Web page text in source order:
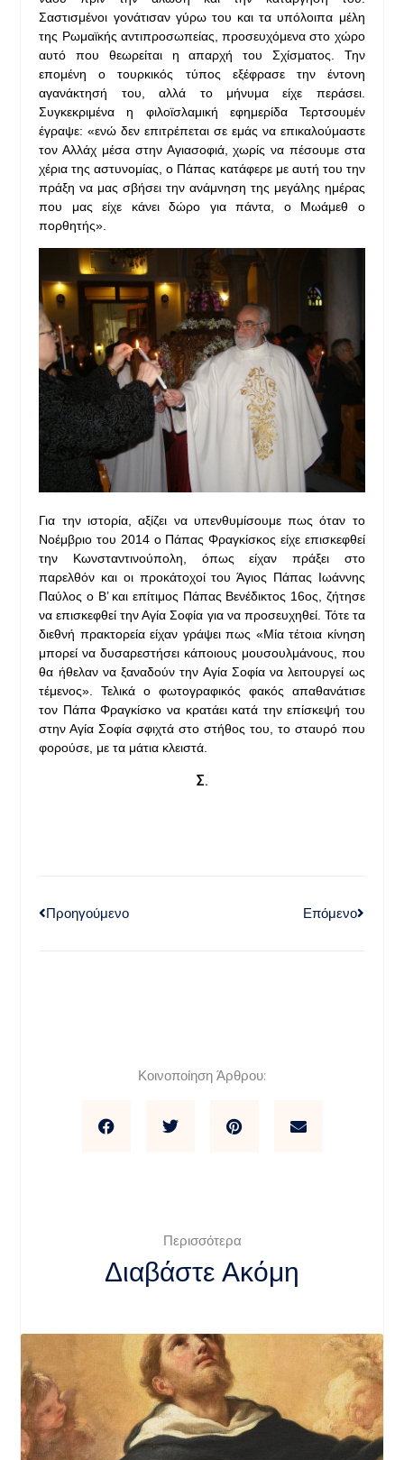
Σαστισμένοι γονάτισαν γύρω του και τα υπόλοιπα μέλη
της Ρωμαϊκής αντιπροσωπείας, προσευχόμενα στο χώρο
αυτό που θεωρείται η απαρχή του Σχίσματος. Την
επομένη ο τουρκικός τύπος εξέφρασε την έντονη
αγανάκτησή του, αλλά το μήνυμα είχε περάσει.
Συγκεκριμένα η φιλοϊσλαμική εφημερίδα Τερτσουμέν
έγραψε: «ενώ δεν επιτρέπεται σε εμάς να επικαλούμαστε
τον Αλλάχ μέσα στην Αγιασοφιά, χωρίς να πέσουμε στα
χέρια της αστυνομίας, ο Πάπας κατάφερε με αυτή του την
πράξη να μας σβήσει την ανάμνηση της μεγάλης ημέρας
που μας είχε κάνει δώρο για πάντα, ο Μωάμεθ ο
πορθητής».
Για την ιστορία, αξίζει να υπενθυμίσουμε πως όταν το
Νοέμβριο του 2014 ο Πάπας Φραγκίσκος είχε επισκεφθεί
την Κωνσταντινούπολη, όπως είχαν πράξει στο
παρελθόν και οι προκάτοχοί του Άγιος Πάπας Ιωάννης
Παύλος ο Β’ και επίτιμος Πάπας Βενέδικτος 16ος, ζήτησε
να επισκεφθεί την Αγία Σοφία για να προσευχηθεί. Τότε τα
διεθνή πρακτορεία είχαν γράψει πως «Μία τέτοια κίνηση
μπορεί να δυσαρεστήσει κάποιους μουσουλμάνους, που
θα ήθελαν να ξαναδούν την Αγία Σοφία να λειτουργεί ως
τέμενος». Τελικά ο φωτογραφικός φακός απαθανάτισε
τον Πάπα Φραγκίσκο να κρατάει κατά την επίσκεψή του
στην Αγία Σοφία σφιχτά στο στήθος του, το σταυρό που
φορούσε, με τα μάτια κλειστά.
Σ.
Προηγούμενο Επόμενο
Κοινοποίηση Άρθρου:
Περισσότερα
Διαβάστε Ακόμη